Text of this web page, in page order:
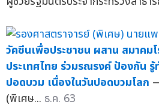
วัคซีนเพื่อประชาชน ผสาน สมาคม
ประเทศไทย ร่วมรณรงค์ ป้องกัน
ปอดบวม เนื่องในวันปอดบวมโลก
(พิเศษ... ธ.ค. 63